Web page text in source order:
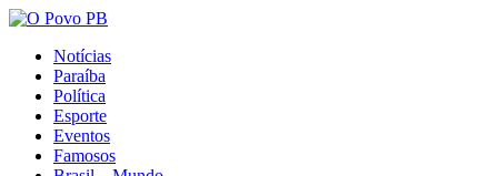
Notícias
Paraíba
Política
Esporte
Eventos
Famosos